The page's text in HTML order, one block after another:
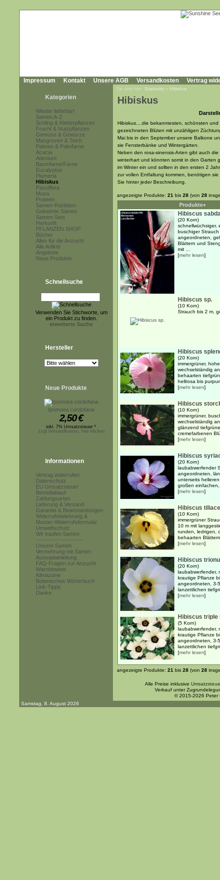
Impressum Kontakt Unsere AGB Versandkosten Vertrag
Kategorien
Wieder lieferbar!
Samen A-Z
Schling & Kletterpflanzen
Frucht & Nutzpflanzen
Gemüse & Gewürze
Mangroven & Teich
Palmen & Palmfarne
Acacia
Adenium
Baumfarne/Farne
Eucalyptus
Plumeria
Hibiskus
Passiflora
Musa
Proteen
Samen-Raritäten
Gekeimte Samen
Samen-Sets
Herkunft
PFLANZEN SHOP
Bücher
Alles für die Anzucht
Alle Artikel
Angebote
Neue Produkte
Schnellsuche
Verwenden Sie Stichworte, um
ein Produkt zu finden.
erweiterte Suche
Hersteller
Neue Produkte
Ipomoea cordofana
2,50€
inkl. 7% Umsatzsteuer *
zzgl.Versandkosten, hier klicken
Informationen
Vertrag widerrufen
Datenschutz
EU Umsatzsteuer
Bestellablauf
Zahlungsarten
Lieferung & Versand
Garantie & Beanstandungen
Widerrufsbelehrung &
Muster-Widerrufsformular
Umweltschutz
Wir kaufen Samen
------------------------
Unsere Samen
Vermehrung mit Samen
Aussaatanleitung
FAQ-Fragen zur Anzucht
Warnhinweis
Klimazone
Botanisches Wörterbuch
Link-Tipps
Danke
Sie sind hier: Startseite » Hibiskus
Hibiskus
Hibiskus....die bekanntesten, schönsten
gezeichneten Blüten mit unzähligen
Mai bis in den September unsere Balkone
sie Fensterbänke und Wintergärten.
Neben den rosa-sinensis-Arten gibt auch
winterhart und könnten somit in den Garten
im Winter ein und sollten in den ersten 2
zur vollen Entfaltung kommen, benötigen
Sie hinter jeder Beschreibung.
angezeigte Produkte: 21 bis 28 (von 28
Produkte+
Hibiscus
(20 Korn)
schnellwüchsiger,
buschiger
angeordneten,
Blättern und
mit ...
[mehr lesen]
Hibiscus sp.
(10 Korn)
Strauch bis 2 m,
Hibiscus
(20 Korn)
immergrüner,
wechselständig
behaarten
hellrosa bis
[mehr lesen]
Hibiscus
(10 Korn)
immergrüner,
wechselständig
glänzend
cremefarbenen
[mehr lesen]
Hibiscus
(20 Korn)
laubabwerfender
angeordneten,
unterseits
großen
[mehr lesen]
Hibiscus
(10 Korn)
immergrüner
10 m mit
runden, ledrigen,
behaarten
[mehr lesen]
Hibiscus
(20 Korn)
laubabwerfender,
krautige Pflanze
angeordneten, 3-
lanzettlichen
[mehr lesen]
Hibiscus triple
(5 Korn)
laubabwerfender,
krautige Pflanze
angeordneten, 3-
lanzettlichen
[mehr lesen]
angezeigte Produkte: 21 bis 28 (von 28
Alle Preise inklusive
Verkauf unter
© 2015-2026 Peter
Samstag, 8. August 2026